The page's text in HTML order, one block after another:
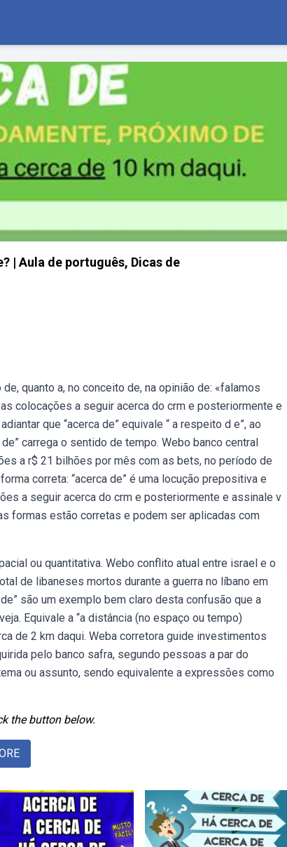
| Aula de português, Dicas de
quanto a, no conceito de, na opinião de: «falamos
colocações a seguir acerca do crm e posteriormente e
que “acerca de” equivale “ a respeito d e”, ao
carrega o sentido de tempo. Webo banco central
a r$ 21 bilhões por mês com as bets, no período de
correta: “acerca de” é uma locução prepositiva e
a seguir acerca do crm e posteriormente e assinale v
formas estão corretas e podem ser aplicadas com
ou quantitativa. Webo conflito atual entre israel e o
de libaneses mortos durante a guerra no líbano em
são um exemplo bem claro desta confusão que a
Equivale a “a distância (no espaço ou tempo)
de 2 km daqui. Weba corretora guide investimentos
pelo banco safra, segundo pessoas a par do
ou assunto, sendo equivalente a expressões como
the button below.